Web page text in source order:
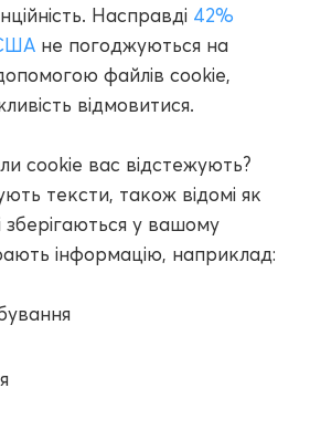
Насправді 42%
не погоджуються на
файлів cookie,
відмовитися.
cookie вас відстежують?
тексти, також відомі як
зберігаються у вашому
інформацію, наприклад: